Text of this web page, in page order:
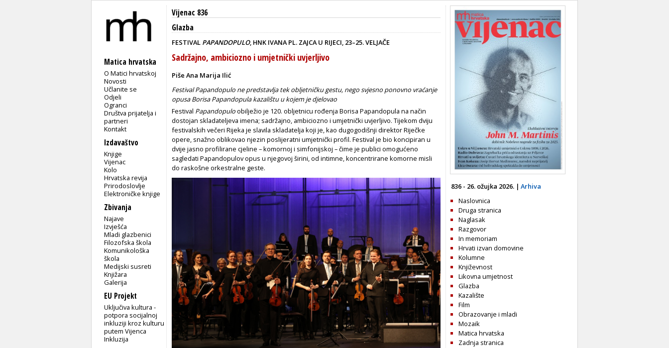
Matica hrvatska
O Matici hrvatskoj
Novosti
Učlanite se
Odjeli
Ogranci
Društva prijatelja i
partneri
Kontakt
Izdavaštvo
Knjige
Vijenac
Kolo
Hrvatska revija
Prirodoslovlje
Elektroničke knjige
Zbivanja
Najave
Izvješća
Mladi glazbenici
Filozofska škola
Komunikološka
škola
Medijski susreti
Knjižara
Galerija
EU Projekt
Uključiva kultura -
potpora socijalnoj
inkluziji kroz kulturu
putem Vijenca
Inkluzija
Vijenac 836
Glazba
FESTIVAL PAPANDOPULO, HNK IVANA PL. ZAJCA U RIJECI, 23–25. VELJAČE
Sadržajno, ambiciozno i umjetnički uvjerljivo
Piše Ana Marija Ilić
Festival Papandopulo ne predstavlja tek obljetničku gestu, nego svjesno ponovno vraćanje
opusa Borisa Papandopula kazalištu u kojem je djelovao
Festival Papandopuloobilježio je 120. obljetnicu rođenja Borisa Papandopula na način
dostojan skladateljeva imena; sadržajno, ambiciozno i umjetnički uvjerljivo. Tijekom dviju
festivalskih večeri Rijeka je slavila skladatelja koji je, kao dugogodišnji direktor Riječke
opere, snažno oblikovao njezin poslijeratni umjetnički profil. Festival je bio koncipiran u
dvije jasno profilirane cjeline – komornoj i simfonijskoj – čime je publici omogućeno
sagledati Papandopulov opus u njegovoj širini, od intimne, koncentrirane komorne misli
do raskošne orkestralne geste.
836 - 26. ožujka 2026. | Arhiva
Naslovnica
Druga stranica
Naglasak
Razgovor
In memoriam
Hrvati izvan domovine
Kolumne
Književnost
Likovna umjetnost
Glazba
Kazalište
Film
Obrazovanje i mladi
Mozaik
Matica hrvatska
Zadnja stranica